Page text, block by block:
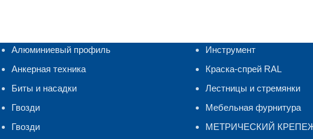
Алюминиевый профиль
Анкерная техника
Биты и насадки
Гвозди
Гвозди
Инструмент
Краска-спрей RAL
Лестницы и стремянки
Мебельная фурнитура
МЕТРИЧЕСКИЙ